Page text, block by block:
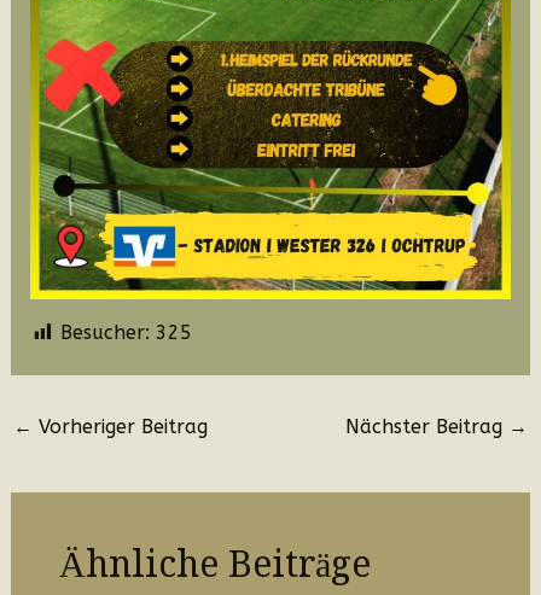
Besucher: 325
Beitragsnavigation
← Vorheriger Beitrag Nächster Beitrag →
Ähnliche Beiträge